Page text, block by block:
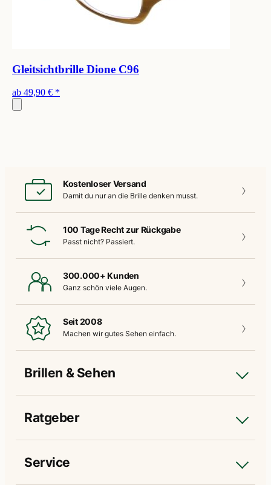
Gleitsichtbrille Dione C96
ab 49,90 € *
Kostenloser Versand
Damit du nur an die Brille denken musst.
100 Tage Recht zur Rückgabe
Passt nicht? Passiert.
300.000+ Kunden
Ganz schön viele Augen.
Seit 2008
Machen wir gutes Sehen einfach.
Brillen & Sehen
Ratgeber
Service